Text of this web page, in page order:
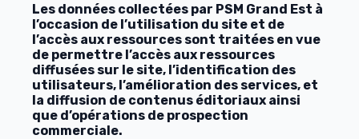
Les données collectées par PSM Grand Est à
l’occasion de l’utilisation du site et de
l’accès aux ressources sont traitées en vue
de permettre l’accès aux ressources
diffusées sur le site, l’identification des
utilisateurs, l’amélioration des services, et
la diffusion de contenus éditoriaux ainsi
que d’opérations de prospection
commerciale.